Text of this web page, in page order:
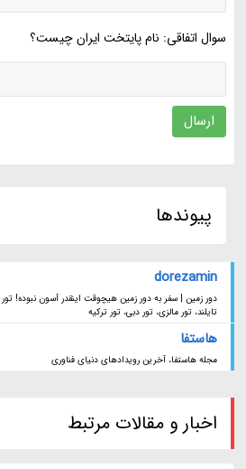
سوال اتفاقی: نام پایتخت ایران چیست؟
ارسال
پیوندها
dorezamin
دور زمین | سفر به دور زمین هیچوقت اینقدر آسون نبوده! تور
تایلند، تور مالزی، تور دبی، تور ترکیه
هاستفا
مجله هاستفا، آخرین رویدادهای دنیای فناوری
اخبار و مقالات مرتبط